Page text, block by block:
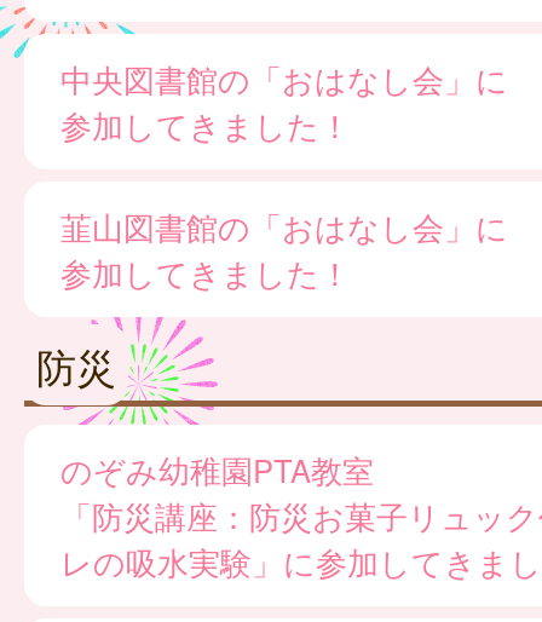
中央図書館の「おはなし会」に
参加してきました！
韮山図書館の「おはなし会」に
参加してきました！
防災
のぞみ幼稚園PTA教室
「防災講座：防災お菓子リュッ
レの吸水実験」に参加してきま